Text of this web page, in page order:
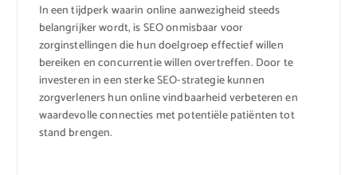
In een tijdperk waarin online aanwezigheid steeds
belangrijker wordt, is SEO onmisbaar voor
zorginstellingen die hun doelgroep effectief willen
bereiken en concurrentie willen overtreffen. Door te
investeren in een sterke SEO-strategie kunnen
zorgverleners hun online vindbaarheid verbeteren en
waardevolle connecties met potentiële patiënten tot
stand brengen.